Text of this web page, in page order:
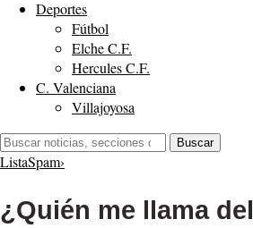
Deportes
Fútbol
Elche C.F.
Hercules C.F.
C. Valenciana
Villajoyosa
Buscar:
Buscar
ListaSpam›
¿Quién me llama del